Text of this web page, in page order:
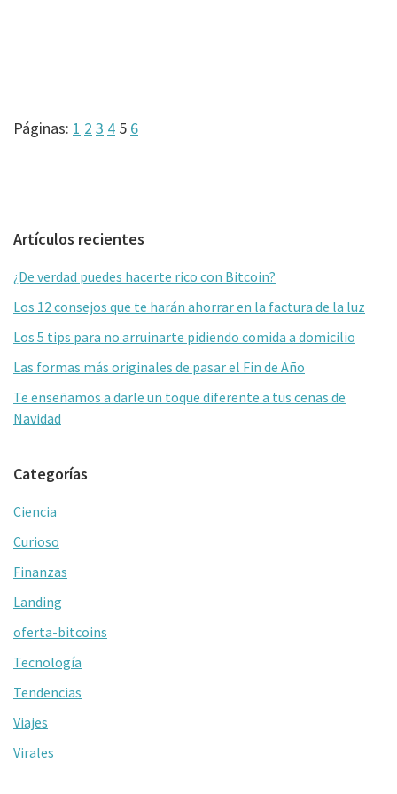
Páginas: Página
1 Página
2 Página
3 Página
4 Página
5 Página
6
Barra
lateral
primaria
Artículos recientes
¿De verdad puedes hacerte rico con Bitcoin?
Los 12 consejos que te harán ahorrar en la factura de la luz
Los 5 tips para no arruinarte pidiendo comida a domicilio
Las formas más originales de pasar el Fin de Año
Te enseñamos a darle un toque diferente a tus cenas de
Navidad
Categorías
Ciencia
Curioso
Finanzas
Landing
oferta-bitcoins
Tecnología
Tendencias
Viajes
Virales